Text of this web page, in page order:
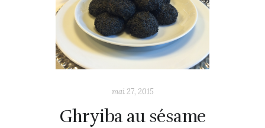
mai 27, 2015
Ghryiba au sésame